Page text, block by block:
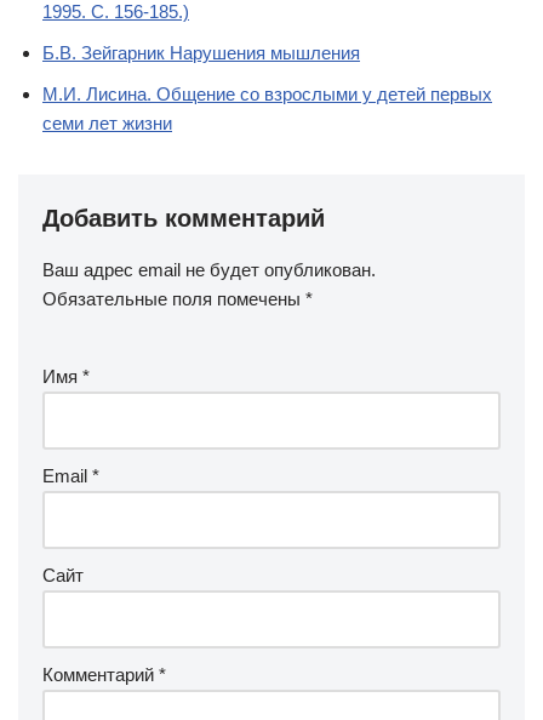
1995. С. 156-185.)
Б.В. Зейгарник Нарушения мышления
М.И. Лисина. Общение со взрослыми у детей первых
семи лет жизни
Добавить комментарий
Ваш адрес email не будет опубликован.
Обязательные поля помечены *
Имя *
Email *
Сайт
Комментарий *